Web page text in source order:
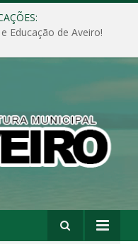
Educação de Aveiro!